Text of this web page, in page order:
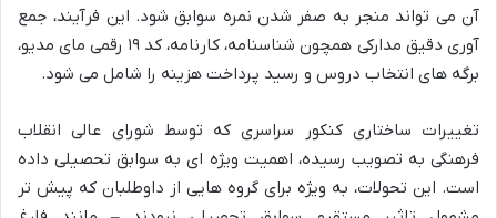
آن می تواند منجر به صفر شدن نمره سوابق شود. این فرآیند، جمع
آوری دقیق مدارکی همچون شناسنامه، کارنامه، کد ۱۹ رقمی مای مدیو،
برگه های انتخاب دروس و رسید پرداخت هزینه را شامل می شود.
تغییرات ساختاری کنکور سراسری که توسط شورای عالی انقلاب
فرهنگی به تصویب رسیده، اهمیت ویژه ای به سوابق تحصیلی داده
است. این تحولات، به ویژه برای گروه هایی از داوطلبان که پیش تر